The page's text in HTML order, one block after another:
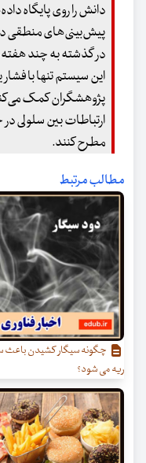
دانش را روی پایگاه
پیش‌بینی‌های منطقی
در گذشته به چند هفته
پژوهشگران کمک
ارتباطات بین سلولی در
مطرح کنند.
مطالب مرتبط
چگونه سیگار کشیدن باعث
ریه می شود؟